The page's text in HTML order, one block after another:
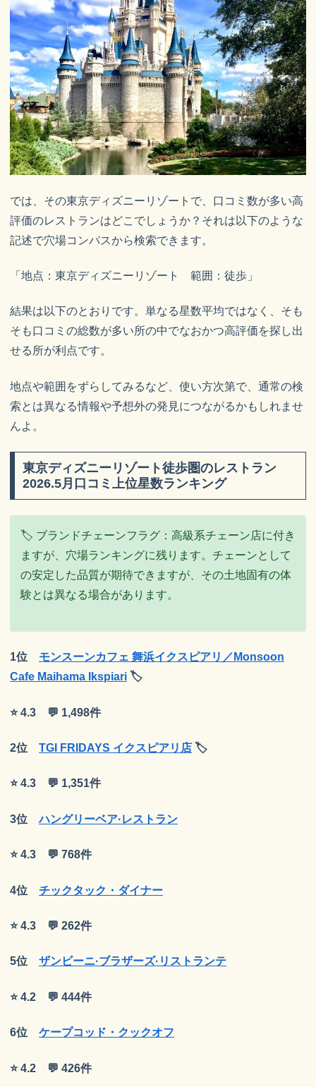
では、その東京ディズニーリゾートで、口コミ数が多い高
評価のレストランはどこでしょうか？それは以下のような
記述で穴場コンパスから検索できます。
「地点：東京ディズニーリゾート 範囲：徒歩」
結果は以下のとおりです。単なる星数平均ではなく、そも
そも口コミの総数が多い所の中でなおかつ高評価を探し出
せる所が利点です。
地点や範囲をずらしてみるなど、使い方次第で、通常の検
索とは異なる情報や予想外の発見につながるかもしれませ
んよ。
東京ディズニーリゾート徒歩圏のレストラン
2026.5月口コミ上位星数ランキング
🏷 ブランドチェーンフラグ：高級系チェーン店に付き
ますが、穴場ランキングに残ります。チェーンとして
の安定した品質が期待できますが、その土地固有の体
験とは異なる場合があります。
1位 モンスーンカフェ 舞浜イクスピアリ／Monsoon
Cafe Maihama Ikspiari 🏷
⭐ 4.3 💬 1,498件
2位 TGI FRIDAYS イクスピアリ店 🏷
⭐ 4.3 💬 1,351件
3位ハングリーベア·レストラン
⭐ 4.3 💬 768件
4位 チックタック・ダイナー
⭐ 4.3 💬 262件
5位 ザンビーニ·ブラザーズ·リストランテ
⭐ 4.2 💬 444件
6位 ケープコッド・クックオフ
⭐ 4.2 💬 426件